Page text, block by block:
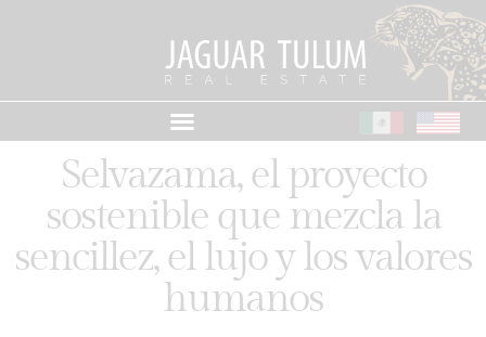
Selvazama, el proyecto
sostenible que mezcla la
sencillez, el lujo y los valores
humanos